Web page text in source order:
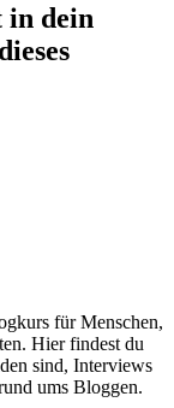
in dein
für Menschen,
Hier findest du
sind, Interviews
ums Bloggen.